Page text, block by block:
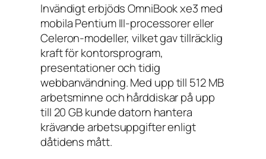
Invändigt erbjöds OmniBook xe3 med
mobila Pentium III-processorer eller
Celeron-modeller, vilket gav tillräcklig
kraft för kontorsprogram,
presentationer och tidig
webbanvändning. Med upp till 512 MB
arbetsminne och hårddiskar på upp
till 20 GB kunde datorn hantera
krävande arbetsuppgifter enligt
dåtidens mått.